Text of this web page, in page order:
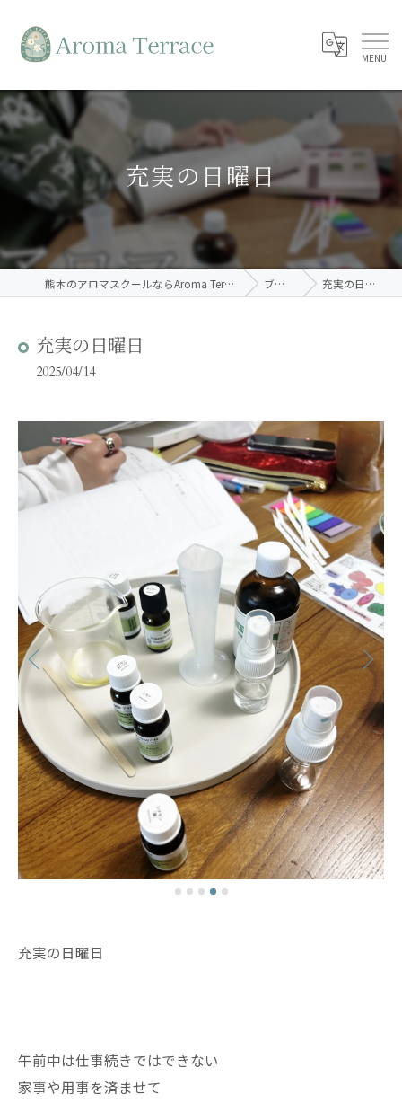
充実の日曜日
熊本のアロマスクールならAroma Terrace ブログ 充実の日曜日
充実の日曜日
2025/04/14
充実の日曜日
午前中は仕事続きではできない
家事や用事を済ませて